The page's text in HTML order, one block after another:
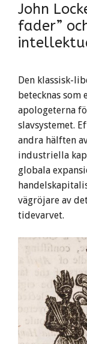
John
fader”
Den klassisk-
betecknas
apologeterna
slavsystemet.
andra hälften
industriella
globala
vägröjare av
tidevarvet.